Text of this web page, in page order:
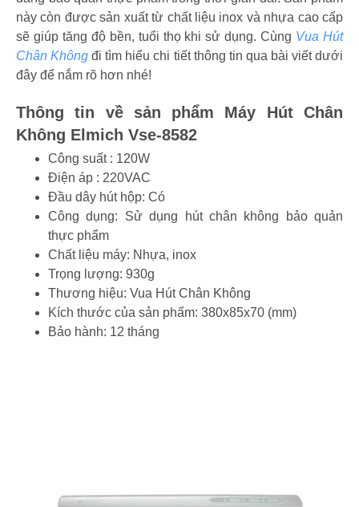
này còn được sản xuất từ chất liệu inox và nhựa cao cấp
sẽ giúp tăng độ bền, tuổi thọ khi sử dụng. Cùng Vua Hút
Chân Không đi tìm hiểu chi tiết thông tin qua bài viết dưới
đây để nắm rõ hơn nhé!
Thông tin về sản phẩm Máy Hút Chân
Không Elmich Vse-8582
Công suất : 120W
Điện áp : 220VAC
Đầu dây hút hộp: Có
Công dụng: Sử dụng hút chân không bảo quản
thực phẩm
Chất liệu máy: Nhựa, inox
Trọng lượng: 930g
Thương hiệu: Vua Hút Chân Không
Kích thước của sản phẩm: 380x85x70 (mm)
Bảo hành: 12 tháng